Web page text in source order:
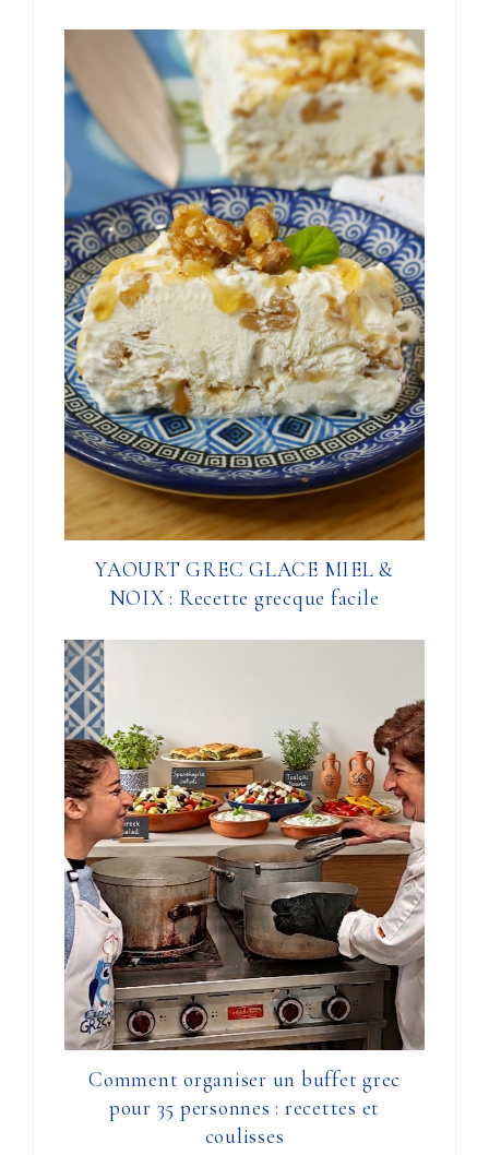
YAOURT GREC GLACE MIEL &
NOIX : Recette grecque facile
Comment organiser un buffet grec
pour 35 personnes : recettes et
coulisses